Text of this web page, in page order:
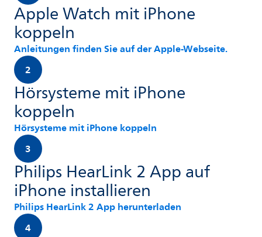
Apple Watch mit iPhone
koppeln
Anleitungen finden Sie auf der Apple-Webseite.
2
Hörsysteme mit iPhone
koppeln
Hörsysteme mit iPhone koppeln
3
Philips HearLink 2 App auf
iPhone installieren
Philips HearLink 2 App herunterladen
4